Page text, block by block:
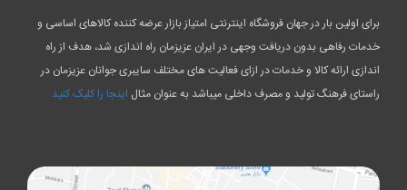
برای اولین بار در جهان فروشگاه اینترنتی امتیاز بازار عرضه کننده کالاهای اساسی و
خدمات رفاهی بدون دریافت وجهی در ایران عزیزمان راه اندازی شد، هدف از راه
اندازی ارائه کالا و خدمات در ازای فعالیت های مختلف سایبری جوانان عزیزمان در
راستای فرهنگ تولید و مصرف داخلی میباشد به عنوان مثال اینجا را کلیک کنید